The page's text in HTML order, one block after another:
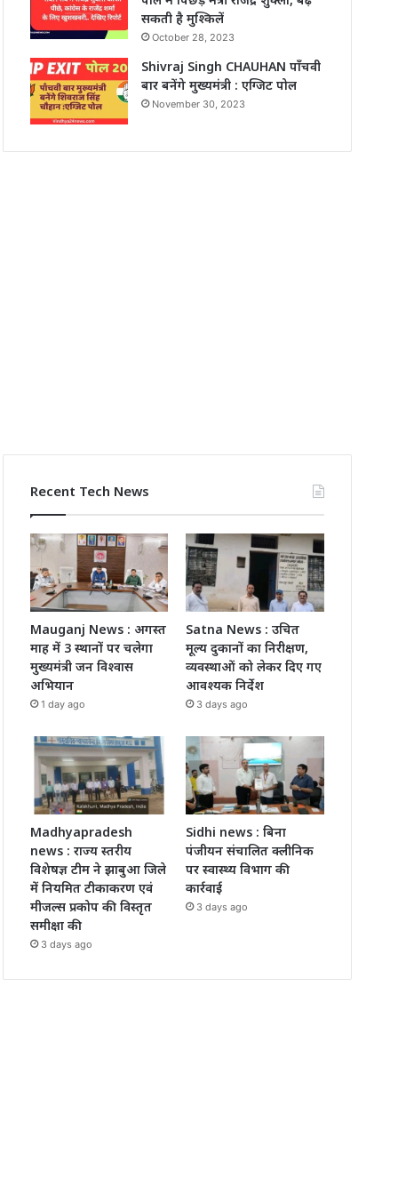
सकती है मुश्किलें
October 28, 2023
Shivraj Singh CHAUHAN पाँचवी
बार बनेंगे मुख्यमंत्री : एग्जिट पोल
November 30, 2023
Recent Tech News
Mauganj News : अगस्त
माह में 3 स्थानों पर चलेगा
मुख्यमंत्री जन विश्वास
अभियान
1 day ago
Satna News : उचित
मूल्य दुकानों का निरीक्षण,
व्यवस्थाओं को लेकर दिए गए
आवश्यक निर्देश
3 days ago
Madhyapradesh
news : राज्य स्तरीय
विशेषज्ञ टीम ने झाबुआ जिले
में नियमित टीकाकरण एवं
मीजल्स प्रकोप की विस्तृत
समीक्षा की
3 days ago
Sidhi news : बिना
पंजीयन संचालित क्लीनिक
पर स्वास्थ्य विभाग की
कार्रवाई
3 days ago